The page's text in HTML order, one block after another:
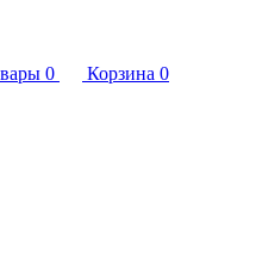
0 Корзина 0